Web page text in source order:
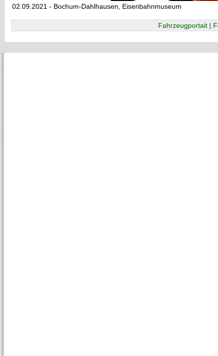
02.09.2021 - Bochum-Dahlhausen, Eisenbahnmuseum
Fahrzeugportait |